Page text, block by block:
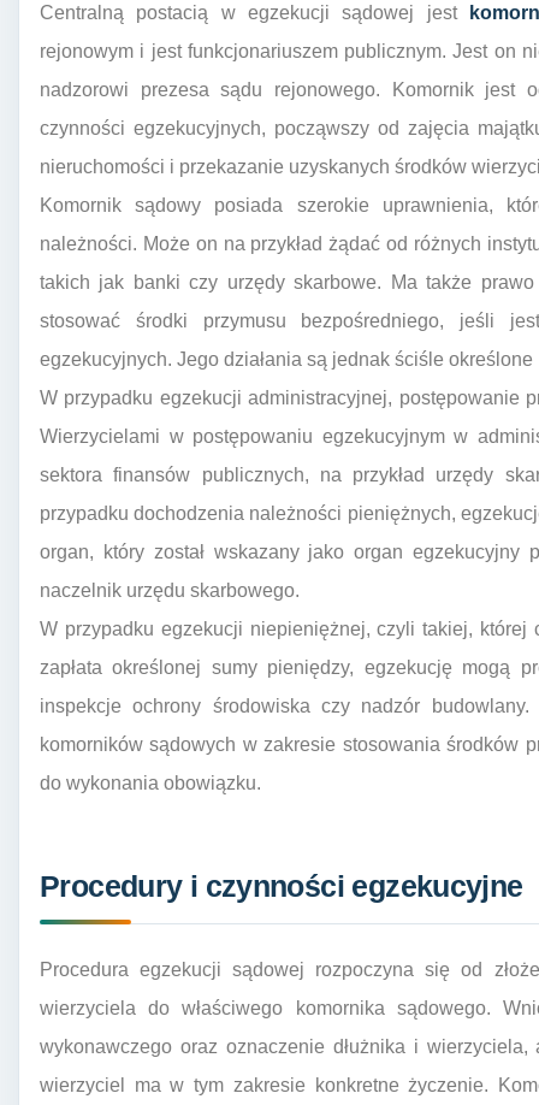
Centralną postacią w egzekucji sądowej jest
rejonowym i jest funkcjonariuszem publicznym. Jest on
nadzorowi prezesa sądu rejonowego. Komornik jest
czynności egzekucyjnych, począwszy od zajęcia
nieruchomości i przekazanie uzyskanych środków
Komornik sądowy posiada szerokie uprawnienia,
należności. Może on na przykład żądać od różnych
takich jak banki czy urzędy skarbowe. Ma także
stosować środki przymusu bezpośredniego, jeśli
egzekucyjnych. Jego działania są jednak ściśle
W przypadku egzekucji administracyjnej, postępowanie
Wierzycielami w postępowaniu egzekucyjnym w
sektora finansów publicznych, na przykład urzędy
przypadku dochodzenia należności pieniężnych,
organ, który został wskazany jako organ egzekucyjny
naczelnik urzędu skarbowego.
W przypadku egzekucji niepieniężnej, czyli takiej,
zapłata określonej sumy pieniędzy, egzekucję mogą
inspekcje ochrony środowiska czy nadzór
komorników sądowych w zakresie stosowania środków
do wykonania obowiązku.
Procedury i czynności egzekucyjne
Procedura egzekucji sądowej rozpoczyna się od
wierzyciela do właściwego komornika sądowego.
wykonawczego oraz oznaczenie dłużnika i
wierzyciel ma w tym zakresie konkretne życzenie.